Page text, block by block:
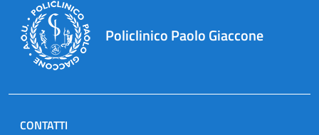
Policlinico Paolo Giaccone
CONTATTI